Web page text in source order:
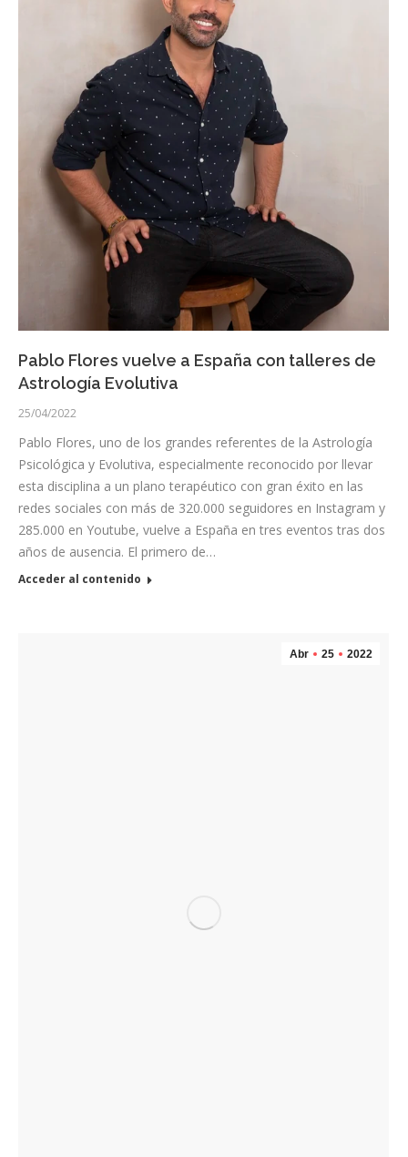
Pablo Flores vuelve a España con talleres de
Astrología Evolutiva
25/04/2022
Pablo Flores, uno de los grandes referentes de la Astrología
Psicológica y Evolutiva, especialmente reconocido por llevar
esta disciplina a un plano terapéutico con gran éxito en las
redes sociales con más de 320.000 seguidores en Instagram y
285.000 en Youtube, vuelve a España en tres eventos tras dos
años de ausencia. El primero de…
Acceder al contenido
Abr 25 2022